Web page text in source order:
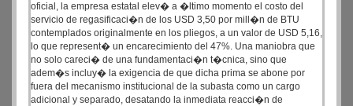
oficial, la empresa estatal elev� a �ltimo momento el costo del
servicio de regasificaci�n de los USD 3,50 por mill�n de BTU
contemplados originalmente en los pliegos, a un valor de USD 5,16,
lo que represent� un encarecimiento del 47%. Una maniobra que
no solo careci� de una fundamentaci�n t�cnica, sino que
adem�s incluy� la exigencia de que dicha prima se abone por
fuera del mecanismo institucional de la subasta como un cargo
adicional y separado, desatando la inmediata reacci�n de